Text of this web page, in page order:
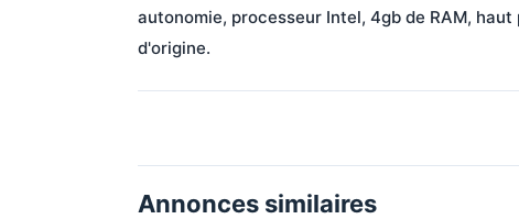
autonomie, processeur Intel, 4gb de RAM,
d'origine.
Annonces similaires